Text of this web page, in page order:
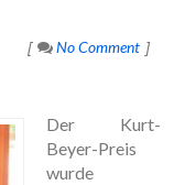
No Comment
Der Kurt-
Beyer-Preis
wurde